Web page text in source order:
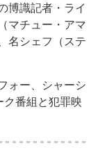
博識記者・ライ
マチュー・アマ
名シェフ（ステ
ォー、シャーシ
ク番組と犯罪映